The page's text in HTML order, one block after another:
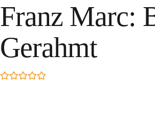
Franz Marc:
Gerahmt